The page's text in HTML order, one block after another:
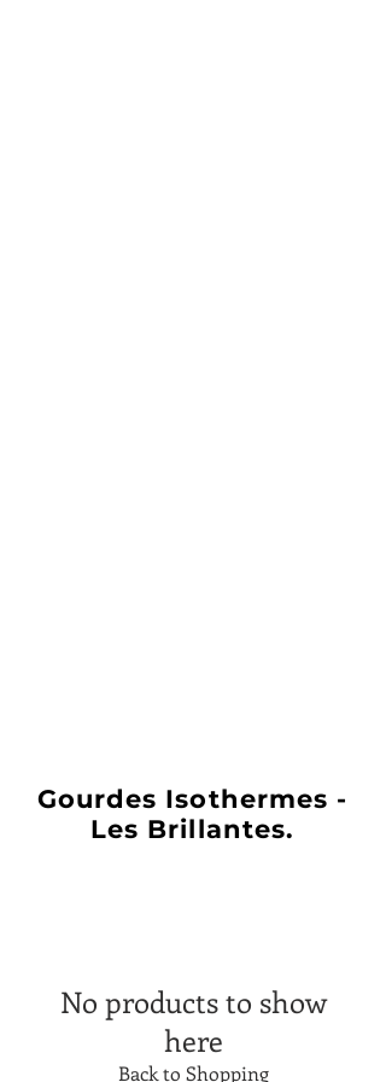
Gourdes Isothermes -
Les Brillantes.
No products to show
here
Back to Shopping